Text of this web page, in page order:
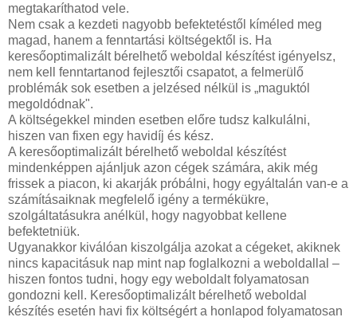
megtakaríthatod vele.
Nem csak a kezdeti nagyobb befektetéstől kíméled meg
magad, hanem a fenntartási költségektől is. Ha
keresőoptimalizált bérelhető weboldal készítést igényelsz,
nem kell fenntartanod fejlesztői csapatot, a felmerülő
problémák sok esetben a jelzésed nélkül is „maguktól
megoldódnak".
A költségekkel minden esetben előre tudsz kalkulálni,
hiszen van fixen egy havidíj és kész.
A keresőoptimalizált bérelhető weboldal készítést
mindenképpen ajánljuk azon cégek számára, akik még
frissek a piacon, ki akarják próbálni, hogy egyáltalán van-e a
számításaiknak megfelelő igény a termékükre,
szolgáltatásukra anélkül, hogy nagyobbat kellene
befektetniük.
Ugyanakkor kiválóan kiszolgálja azokat a cégeket, akiknek
nincs kapacitásuk nap mint nap foglalkozni a weboldallal –
hiszen fontos tudni, hogy egy weboldalt folyamatosan
gondozni kell. Keresőoptimalizált bérelhető weboldal
készítés esetén havi fix költségért a honlapod folyamatosan